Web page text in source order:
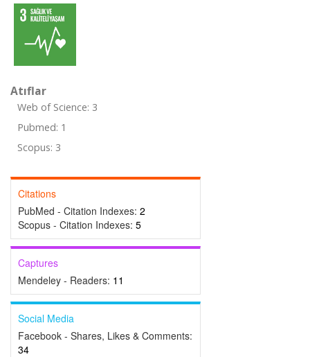
Atıflar
Web of Science: 3
Pubmed: 1
Scopus: 3
Citations
PubMed - Citation Indexes: 2
Scopus - Citation Indexes: 5
Captures
Mendeley - Readers: 11
Social Media
Facebook - Shares, Likes & Comments:
34